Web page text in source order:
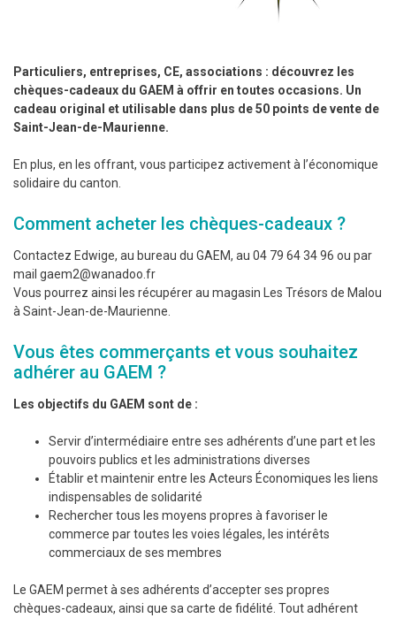
Particuliers, entreprises, CE, associations : découvrez les
chèques-cadeaux du GAEM à offrir en toutes occasions. Un
cadeau original et utilisable dans plus de 50 points de vente de
Saint-Jean-de-Maurienne.
En plus, en les offrant, vous participez activement à l’économique
solidaire du canton.
Comment acheter les chèques-cadeaux ?
Contactez Edwige, au bureau du GAEM, au 04 79 64 34 96 ou par
mail gaem2@wanadoo.fr
Vous pourrez ainsi les récupérer au magasin Les Trésors de Malou
à Saint-Jean-de-Maurienne.
Vous êtes commerçants et vous souhaitez
adhérer au GAEM ?
Les objectifs du GAEM sont de :
Servir d’intermédiaire entre ses adhérents d’une part et les
pouvoirs publics et les administrations diverses
Établir et maintenir entre les Acteurs Économiques les liens
indispensables de solidarité
Rechercher tous les moyens propres à favoriser le
commerce par toutes les voies légales, les intérêts
commerciaux de ses membres
Le GAEM permet à ses adhérents d’accepter ses propres
chèques-cadeaux, ainsi que sa carte de fidélité. Tout adhérent